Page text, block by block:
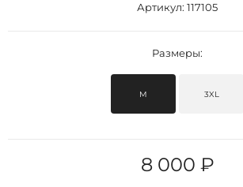
Артикул: 117105
Размеры:
M 3XL
8 000 ₽